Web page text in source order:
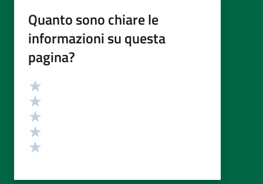
Quanto sono chiare le
informazioni su questa
pagina?
Valutazione